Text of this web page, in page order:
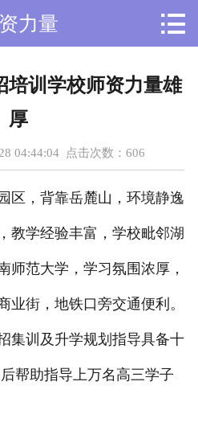
新闻资讯
师资力量
在线留言
人才招聘
荣誉资质
力量 
培训学校师资力量雄
厚
04:44:04 点击次数： 606
，背靠岳麓山，环境静逸
教学经验丰富，学校毗邻湖
师范大学，学习氛围浓厚，
业街，地铁口旁交通便利。
集训及升学规划指导具备十
帮助指导上万名高三学子